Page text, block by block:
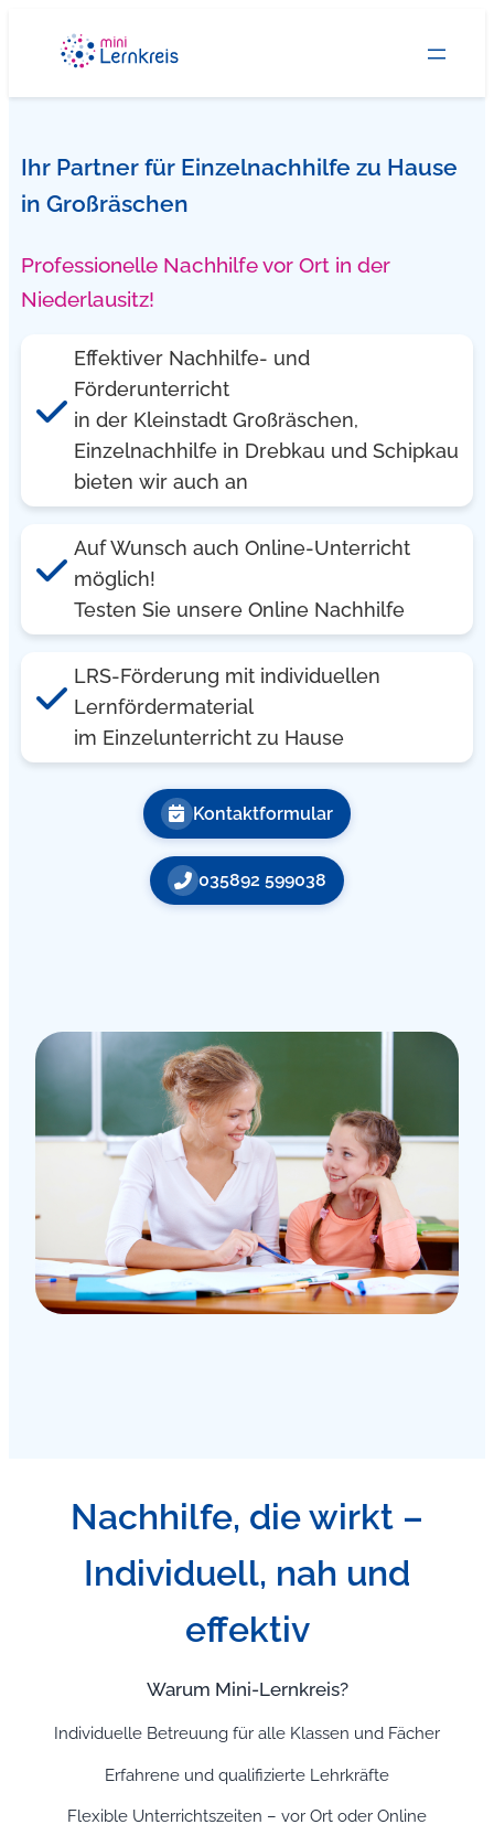
springen
Ihr Partner für Einzelnachhilfe zu Hause
in Großräschen
Professionelle Nachhilfe vor Ort in der
Niederlausitz!
Effektiver Nachhilfe- und
Förderunterricht
in der Kleinstadt Großräschen,
Einzelnachhilfe in Drebkau und Schipkau
bieten wir auch an
Auf Wunsch auch Online-Unterricht
möglich!
Testen Sie unsere Online Nachhilfe
LRS-Förderung mit individuellen
Lernfördermaterial
im Einzelunterricht zu Hause
Kontaktformular
035892 599038
Nachhilfe, die wirkt –
Individuell, nah und
effektiv
Warum Mini-Lernkreis?
Individuelle Betreuung für alle Klassen und Fächer
Erfahrene und qualifizierte Lehrkräfte
Flexible Unterrichtszeiten – vor Ort oder Online